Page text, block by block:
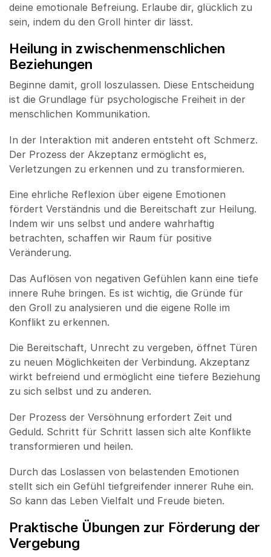
deine emotionale Befreiung. Erlaube dir, glücklich zu
sein, indem du den Groll hinter dir lässt.
Heilung in zwischenmenschlichen
Beziehungen
Beginne damit, groll loszulassen. Diese Entscheidung
ist die Grundlage für psychologische Freiheit in der
menschlichen Kommunikation.
In der Interaktion mit anderen entsteht oft Schmerz.
Der Prozess der Akzeptanz ermöglicht es,
Verletzungen zu erkennen und zu transformieren.
Eine ehrliche Reflexion über eigene Emotionen
fördert Verständnis und die Bereitschaft zur Heilung.
Indem wir uns selbst und andere wahrhaftig
betrachten, schaffen wir Raum für positive
Veränderung.
Das Auflösen von negativen Gefühlen kann eine tiefe
innere Ruhe bringen. Es ist wichtig, die Gründe für
den Groll zu analysieren und die eigene Rolle im
Konflikt zu erkennen.
Die Bereitschaft, Unrecht zu vergeben, öffnet Türen
zu neuen Möglichkeiten der Verbindung. Akzeptanz
wirkt befreiend und ermöglicht eine tiefere Beziehung
zu sich selbst und zu anderen.
Der Prozess der Versöhnung erfordert Zeit und
Geduld. Schritt für Schritt lassen sich alte Konflikte
transformieren und heilen.
Durch das Loslassen von belastenden Emotionen
stellt sich ein Gefühl tiefgreifender innerer Ruhe ein.
So kann das Leben Vielfalt und Freude bieten.
Praktische Übungen zur Förderung der
Vergebung